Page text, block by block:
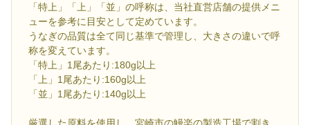
「特上」「上」「並」の呼称は、当社直営店舗の提供メニ
ューを参考に目安として定めています。
うなぎの品質は全て同じ基準で管理し、大きさの違いで呼
称を変えています。
「特上」1尾あたり:180g以上
「上」1尾あたり:160g以上
「並」1尾あたり:140g以上